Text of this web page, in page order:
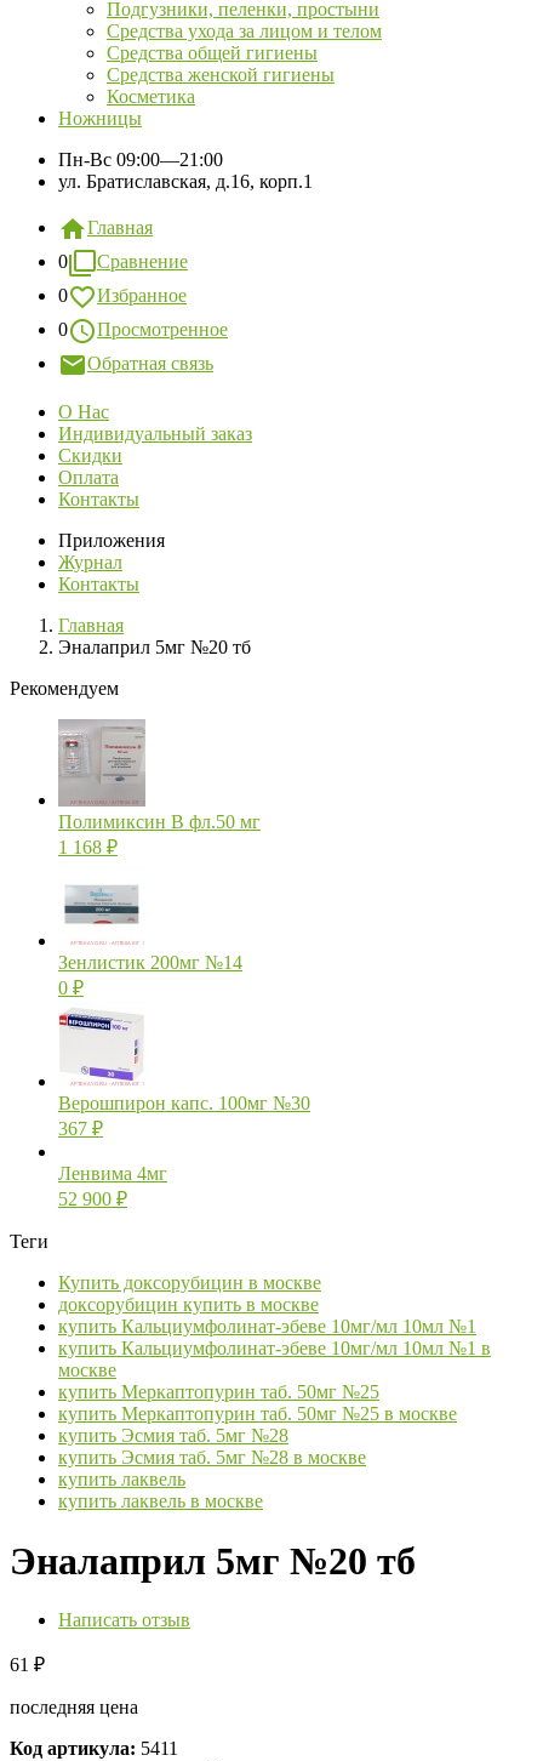
Подгузники, пеленки, простыни
Средства ухода за лицом и телом
Средства общей гигиены
Средства женской гигиены
Косметика
Ножницы
Пн-Вс 09:00—21:00
ул. Братиславская, д.16, корп.1
Главная
0
Сравнение
0
Избранное
0
Просмотренное
Обратная связь
О Нас
Индивидуальный заказ
Скидки
Оплата
Контакты
Приложения
Журнал
Контакты
Главная
Эналаприл 5мг №20 тб
Рекомендуем
Полимиксин В фл.50 мг
1 168 ₽
Зенлистик 200мг №14
0 ₽
Верошпирон капс. 100мг №30
367 ₽
Ленвима 4мг
52 900 ₽
Теги
Купить доксорубицин в москве
доксорубицин купить в москве
купить Кальциумфолинат-эбеве 10мг/мл 10мл №1
купить Кальциумфолинат-эбеве 10мг/мл 10мл №1 в
москве
купить Меркаптопурин таб. 50мг №25
купить Меркаптопурин таб. 50мг №25 в москве
купить Эсмия таб. 5мг №28
купить Эсмия таб. 5мг №28 в москве
купить лаквель
купить лаквель в москве
Эналаприл 5мг №20 тб
Написать отзыв
61 ₽
последняя цена
Код артикула: 5411